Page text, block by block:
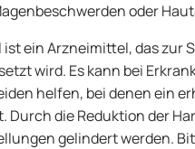
oder
ein Arzneimittel, das zur
wird. Es kann bei
helfen, bei denen ein
Durch die Reduktion der
gelindert werden.